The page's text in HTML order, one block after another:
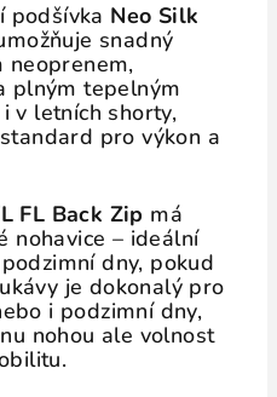
podšívka Neo Silk
snadný
neoprenem,
plným tepelným
v letních shorty,
pro výkon a
FL Back Zip má
nohavice – ideální
dny, pokud
je dokonalý pro
i podzimní dny,
nohou ale volnost